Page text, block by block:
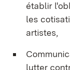
établir
les
artistes,
lutter